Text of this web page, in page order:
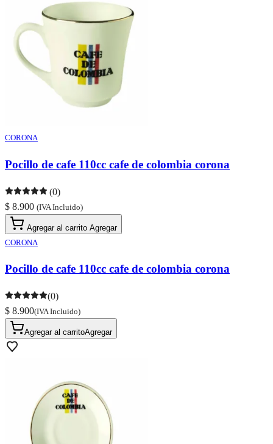
CORONA
Pocillo de cafe 110cc cafe de colombia corona
(0)
$ 8.900 (IVA Incluido)
Agregar al carrito Agregar
CORONA
Pocillo de cafe 110cc cafe de colombia corona
(0)
$ 8.900(IVA Incluido)
Agregar al carritoAgregar